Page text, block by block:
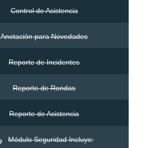
Control de Asistencia
Anotación para Novedades
Reporte de Incidentes
Reporte de Rondas
Reporte de Asistencia
Módulo Seguridad Incluye: